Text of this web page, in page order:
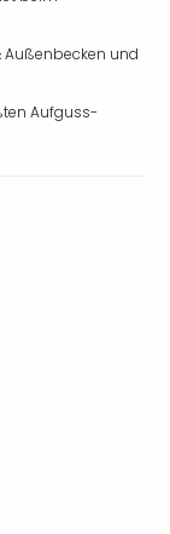
Außenbecken und
Aufguss-